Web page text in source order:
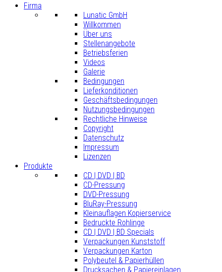
Firma
Lunatic GmbH
Willkommen
Über uns
Stellenangebote
Betriebsferien
Videos
Galerie
Bedingungen
Lieferkonditionen
Geschäftsbedingungen
Nutzungsbedingungen
Rechtliche Hinweise
Copyright
Datenschutz
Impressum
Lizenzen
Produkte
CD | DVD | BD
CD-Pressung
DVD-Pressung
BluRay-Pressung
Kleinauflagen Kopierservice
Bedruckte Rohlinge
CD | DVD | BD Specials
Verpackungen Kunststoff
Verpackungen Karton
Polybeutel & Papierhüllen
Drucksachen & Papiereinlagen